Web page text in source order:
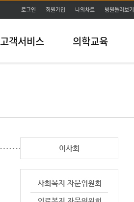
로그인 회원가입 나의차트 병원둘러보기
고객서비스 의학교육